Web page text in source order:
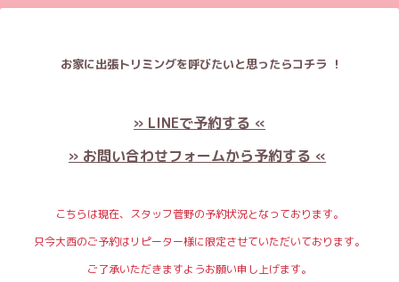
お家に出張トリミングを呼びたいと思ったらコチラ ！
» LINEで予約する «
» お問い合わせフォームから予約する «
こちらは現在、スタッフ菅野の予約状況となっております。
只今大西のご予約はリピーター様に限定させていただいております。
ご了承いただきますようお願い申し上げます。